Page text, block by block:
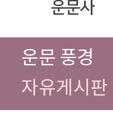
운문사
운문 풍경
자유게시판